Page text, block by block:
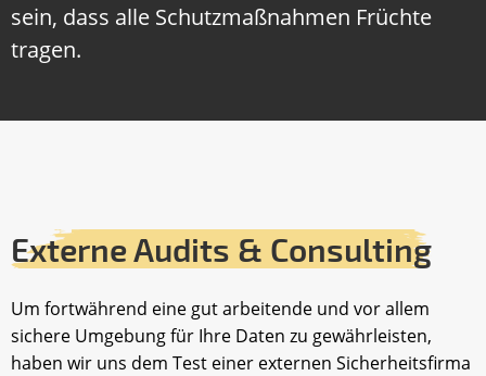
sein, dass alle Schutzmaßnahmen Früchte
tragen.
Externe Audits & Consulting
Um fortwährend eine gut arbeitende und vor allem
sichere Umgebung für Ihre Daten zu gewährleisten,
haben wir uns dem Test einer externen Sicherheitsfirma